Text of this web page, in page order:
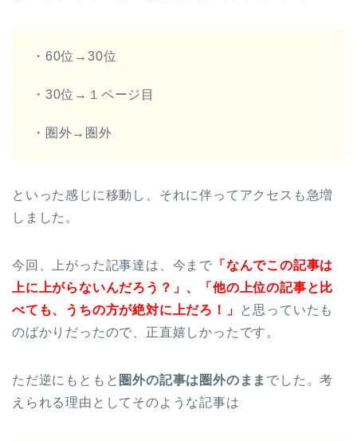
・60位→30位
・30位→１ページ目
・圏外→圏外
といった感じに移動し、それに伴ってアクセスも急増
しました。
今回、上がった記事達は、今まで 「なんでこの記事は
上に上がらないんだろう？」、「他の上位の記事と比
べても、うちの方が絶対に上だろ！」
と思っていたも
のばかりだったので、正直嬉しかったです。
ただ逆にもともと 圏外の記事は圏外のまま でした。考
えられる理由としてそのような記事は